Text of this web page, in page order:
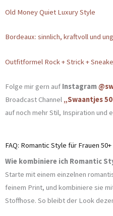
Old Money Quiet Luxury Style
Bordeaux: sinnlich, kraftvoll und
Outfitformel Rock + Strick +
Folge mir gern auf Instagram
Broadcast Channel „Swaantjes
auf noch mehr Stil, Inspiration und
FAQ: Romantic Style für Frauen 50+
Wie kombiniere ich Romantic
Starte mit einem einzelnen
feinem Print, und kombiniere sie
Stoffhose. So bleibt der Look